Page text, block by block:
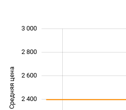
Средняя цена 2 400
2 600
2 800
3 000